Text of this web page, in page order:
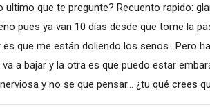
ultimo que te pregunte? Recuento rapido:
pues ya van 10 días desde que tome la
que me están doliendo los senos.. Pero
a bajar y la otra es que puedo estar
y no se que pensar... ¿tu qué crees